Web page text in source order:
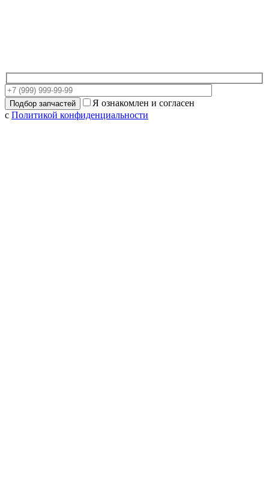
Я ознакомлен и согласен
с Политикой конфиденциальности